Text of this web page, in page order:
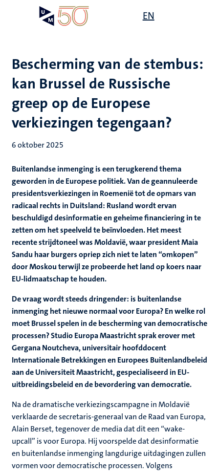
gaan
EN
Bescherming van de stembus:
kan Brussel de Russische
greep op de Europese
verkiezingen tegengaan?
6 oktober 2025
Buitenlandse inmenging is een terugkerend thema
geworden in de Europese politiek. Van de geannuleerde
presidentsverkiezingen in Roemenië tot de opmars van
radicaal rechts in Duitsland: Rusland wordt ervan
beschuldigd desinformatie en geheime financiering in te
zetten om het speelveld te beïnvloeden. Het meest
recente strijdtoneel was Moldavië, waar president Maia
Sandu haar burgers opriep zich niet te laten “omkopen”
door Moskou terwijl ze probeerde het land op koers naar
EU-lidmaatschap te houden.
De vraag wordt steeds dringender: is buitenlandse
inmenging het nieuwe normaal voor Europa? En welke rol
moet Brussel spelen in de bescherming van democratische
processen? Studio Europa Maastricht sprak erover met
Gergana Noutcheva, universitair hoofddocent
Internationale Betrekkingen en Europees Buitenlandbeleid
aan de Universiteit Maastricht, gespecialiseerd in EU-
uitbreidingsbeleid en de bevordering van democratie.
Na de dramatische verkiezingscampagne in Moldavië
verklaarde de secretaris-generaal van de Raad van Europa,
Alain Berset, tegenover de media dat dit een “wake-
upcall” is voor Europa. Hij voorspelde dat desinformatie
en buitenlandse inmenging langdurige uitdagingen zullen
vormen voor democratische processen. Volgens